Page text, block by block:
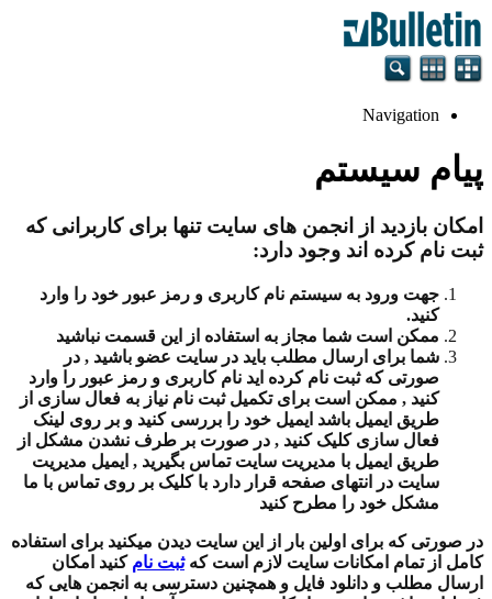
Navigation
پیام سیستم
امکان بازدید از انجمن های سایت تنها برای کاربرانی که
ثبت نام کرده اند وجود دارد:
جهت ورود به سیستم نام کاربری و رمز عبور خود را وارد
کنید.
ممکن است شما مجاز به استفاده از این قسمت نباشید
شما برای ارسال مطلب باید در سایت عضو باشید , در
صورتی که ثبت نام کرده اید نام کاربری و رمز عبور را وارد
کنید , ممکن است برای تکمیل ثبت نام نیاز به فعال سازی از
طریق ایمیل باشد ایمیل خود را بررسی کنید و بر روی لینک
فعال سازی کلیک کنید , در صورت بر طرف نشدن مشکل از
طریق ایمیل با مدیریت سایت تماس بگیرید , ایمیل مدیریت
سایت در انتهای صفحه قرار دارد با کلیک بر روی تماس با ما
مشکل خود را مطرح کنید
در صورتی که برای اولین بار از این سایت دیدن میکنید برای استفاده
کامل از تمام امکانات سایت لازم است کهثبت نام کنید امکان
ارسال مطلب و دانلود فایل و همچنین دسترسی به انجمن هایی که